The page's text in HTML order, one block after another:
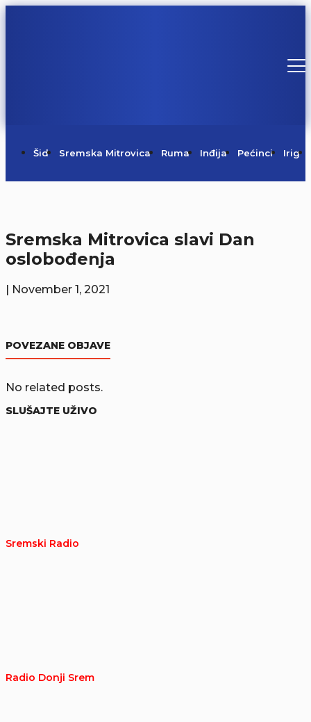
Šid Sremska Mitrovica Ruma Inđija Pećinci Irig
Sremska Mitrovica slavi Dan
oslobođenja
| November 1, 2021
POVEZANE OBJAVE
No related posts.
SLUŠAJTE UŽIVO
Sremski Radio
Radio Donji Srem